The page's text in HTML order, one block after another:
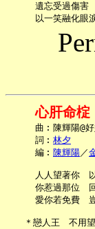
遺忘受過傷害
心肝命
曲︰陳輝陽@
     詞︰
林夕
     編︰
陳輝陽／
人人望著你　
你惹過那位　
愛你若免費　
＊戀人王　不用